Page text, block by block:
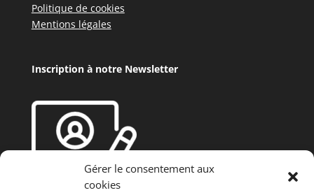
Gérer le consentement aux
cookies
Politique de cookies
Mentions légales
Inscription à notre Newsletter